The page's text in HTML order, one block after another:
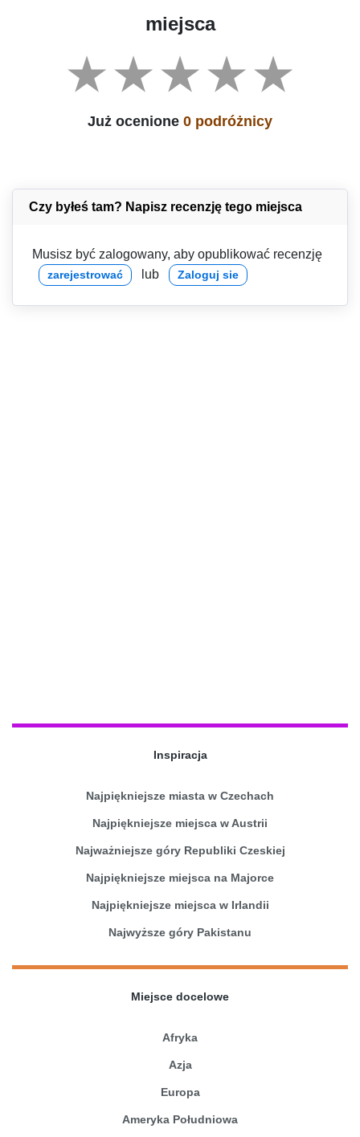
miejsca
Już ocenione 0 podróżnicy
Czy byłeś tam? Napisz recenzję tego miejsca
Musisz być zalogowany, aby opublikować recenzję
zarejestrować lub Zaloguj sie
Inspiracja
Najpiękniejsze miasta w Czechach
Najpiękniejsze miejsca w Austrii
Najważniejsze góry Republiki Czeskiej
Najpiękniejsze miejsca na Majorce
Najpiękniejsze miejsca w Irlandii
Najwyższe góry Pakistanu
Miejsce docelowe
Afryka
Azja
Europa
Ameryka Południowa